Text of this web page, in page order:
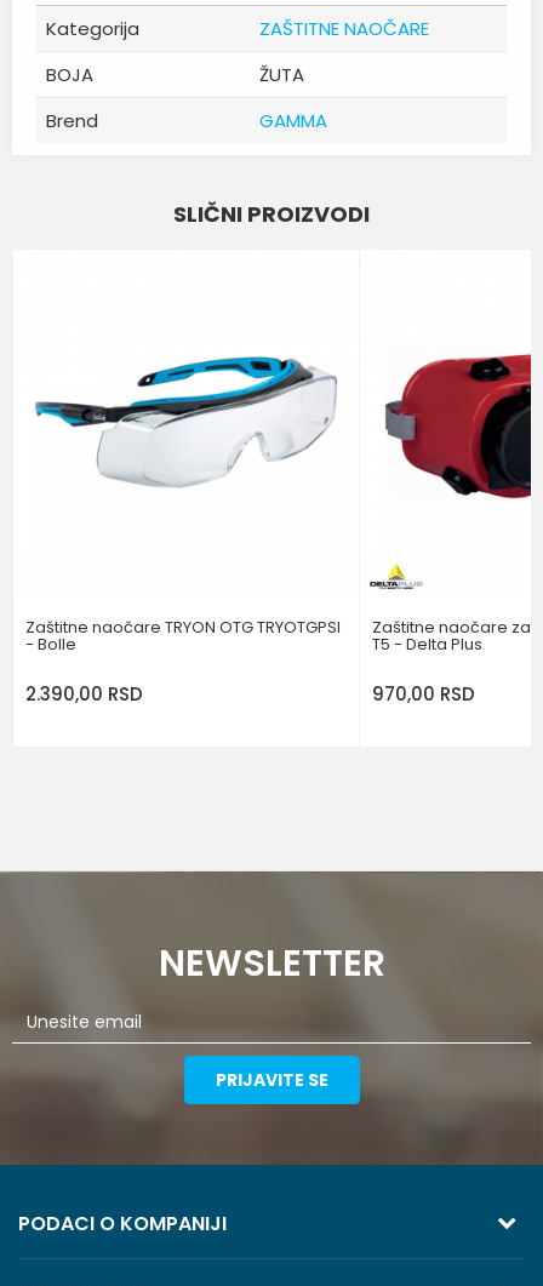
Kategorija
ZAŠTITNE NAOČARE
BOJA
ŽUTA
Brend
GAMMA
SLIČNI PROIZVODI
Zaštitne naočare TRYON OTG TRYOTGPSI
- Bolle
2.390,00 RSD
Zaštitne naočare za
T5 - Delta Plus
970,00 RSD
NEWSLETTER
PRIJAVITE SE
PODACI O KOMPANIJI